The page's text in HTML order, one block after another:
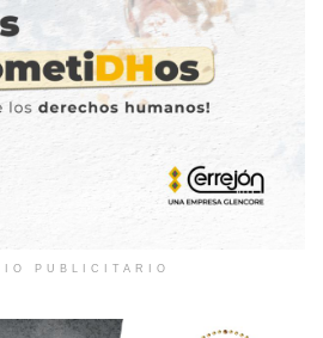
PUBLICITARIO